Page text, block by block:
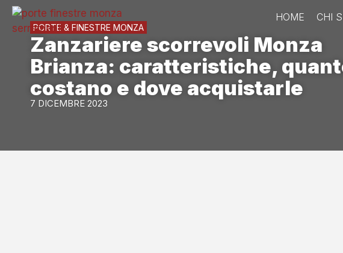
HOME CHI
PORTE & FINESTRE MONZA
Zanzariere scorrevoli Monza
Brianza: caratteristiche,
costano e dove acquistarle
7 DICEMBRE 2023